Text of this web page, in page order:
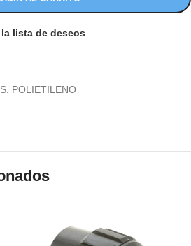
lista de deseos
POLIETILENO